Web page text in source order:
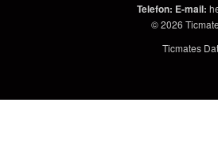
Telefon: E-mail:
© 2026
Ticmates